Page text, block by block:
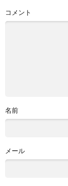
コメント
名前
メール